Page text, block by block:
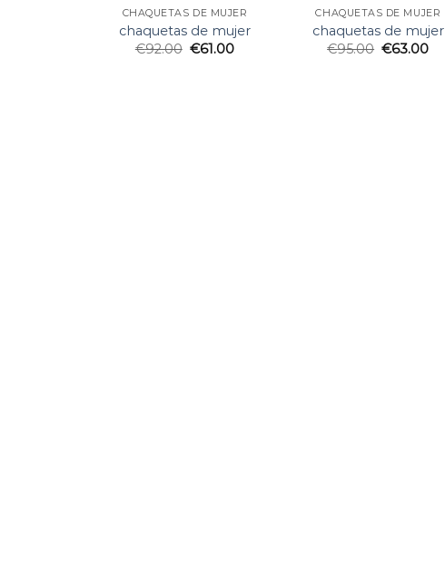
CHAQUETAS DE MUJER
chaquetas de mujer
€92.00 €61.00
CHAQUETAS DE MUJER
chaquetas de mujer
€95.00 €63.00